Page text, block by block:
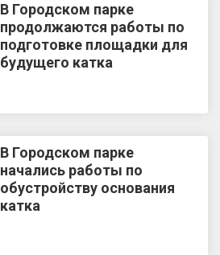
В Городском парке
продолжаются работы по
подготовке площадки для
будущего катка
В Городском парке
начались работы по
обустройству основания
катка